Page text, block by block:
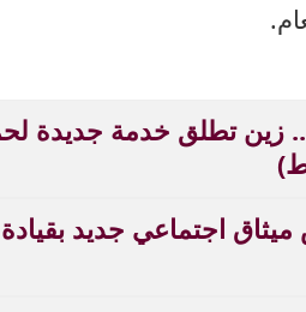
زين تطلق خدمة جديدة
ميثاق اجتماعي جديد